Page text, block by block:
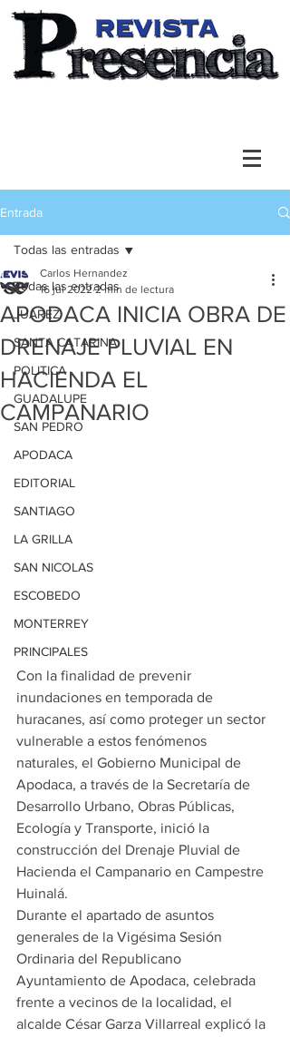
Entrada
Todas las entradas
JUAREZ
SANTA CATARINA
POLITICA
GUADALUPE
SAN PEDRO
APODACA
EDITORIAL
SANTIAGO
LA GRILLA
SAN NICOLAS
ESCOBEDO
MONTERREY
PRINCIPALES
Todas las entradas
APODACA INICIA OBRA DE
DRENAJE PLUVIAL EN
HACIENDA EL
CAMPANARIO
Carlos Hernandez
16 jul 2022 2 min de lectura
Con la finalidad de prevenir
inundaciones en temporada de
huracanes, así como proteger un sector
vulnerable a estos fenómenos
naturales, el Gobierno Municipal de
Apodaca, a través de la Secretaría de
Desarrollo Urbano, Obras Públicas,
Ecología y Transporte, inició la
construcción del Drenaje Pluvial de
Hacienda el Campanario en Campestre
Huinalá.
Durante el apartado de asuntos
generales de la Vigésima Sesión
Ordinaria del Republicano
Ayuntamiento de Apodaca, celebrada
frente a vecinos de la localidad, el
alcalde César Garza Villarreal explicó la